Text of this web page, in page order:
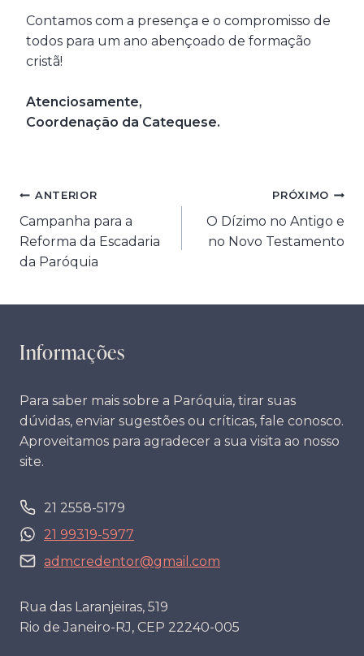
Contamos com a presença e o compromisso de
todos para um ano abençoado de formação
cristã!
Atenciosamente,
Coordenação da Catequese.
Navegação
de
Post
ANTERIOR
Campanha para a
Reforma da Escadaria
da Paróquia
PRÓXIMO
O Dízimo no Antigo e
no Novo Testamento
Informações
Para saber mais sobre a Paróquia, tirar suas
dúvidas, enviar sugestões ou críticas, fale conosco.
Aproveitamos para agradecer a sua visita ao nosso
site.
21 2558-5179
21 99319-5977
admcredentor@gmail.com
Rua das Laranjeiras, 519
Rio de Janeiro-RJ, CEP 22240-005